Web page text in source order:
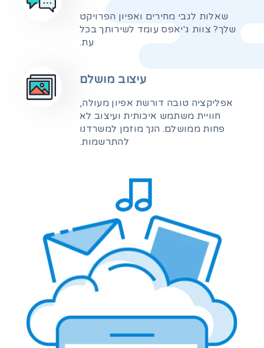
שאלות לגבי מחירים ואפיון הפרויקט
שלך? צוות ג'יאפס עומד לשירותך בכל
עת.
עיצוב מושלם
אפליקציה טובה דורשת אפיון מעולה,
חוויית משתמש איכותית ועיצוב לא
פחות ממושלם. הנך מוזמן למשרדנו
להתרשמות.